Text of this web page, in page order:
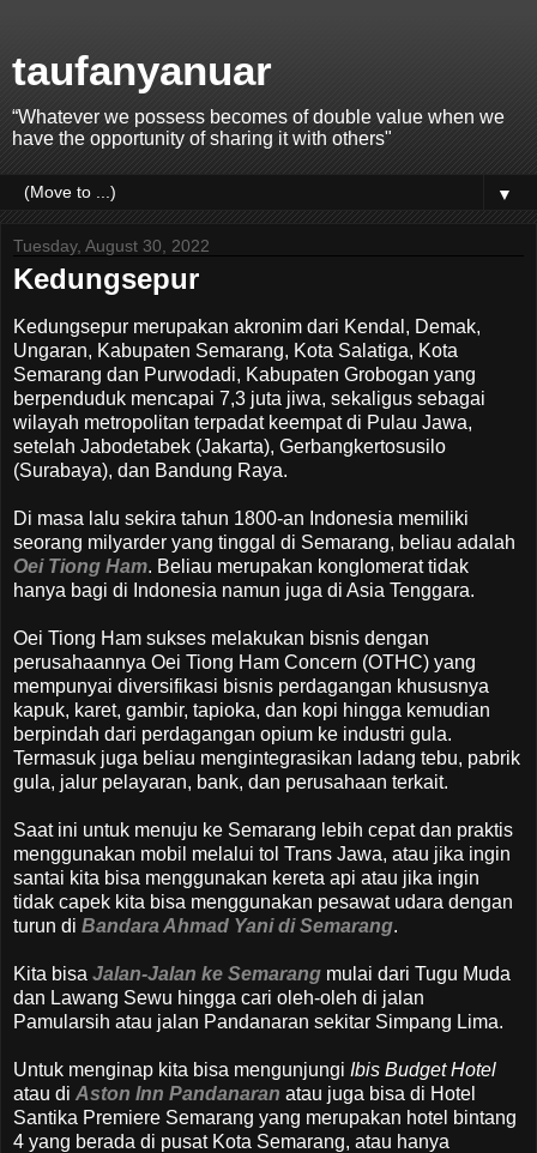
taufanyanuar
“Whatever we possess becomes of double value when we
have the opportunity of sharing it with others"
▼
Tuesday, August 30, 2022
Kedungsepur
Kedungsepur merupakan akronim dari Kendal, Demak,
Ungaran, Kabupaten Semarang, Kota Salatiga, Kota
Semarang dan Purwodadi, Kabupaten Grobogan yang
berpenduduk mencapai 7,3 juta jiwa, sekaligus sebagai
wilayah metropolitan terpadat keempat di Pulau Jawa,
setelah Jabodetabek (Jakarta), Gerbangkertosusilo
(Surabaya), dan Bandung Raya.
Di masa lalu sekira tahun 1800-an Indonesia memiliki
seorang milyarder yang tinggal di Semarang, beliau adalah
Oei Tiong Ham. Beliau merupakan konglomerat tidak
hanya bagi di Indonesia namun juga di Asia Tenggara.
Oei Tiong Ham sukses melakukan bisnis dengan
perusahaannya Oei Tiong Ham Concern (OTHC) yang
mempunyai diversifikasi bisnis perdagangan khususnya
kapuk, karet, gambir, tapioka, dan kopi hingga kemudian
berpindah dari perdagangan opium ke industri gula.
Termasuk juga beliau mengintegrasikan ladang tebu, pabrik
gula, jalur pelayaran, bank, dan perusahaan terkait.
Saat ini untuk menuju ke Semarang lebih cepat dan praktis
menggunakan mobil melalui tol Trans Jawa, atau jika ingin
santai kita bisa menggunakan kereta api atau jika ingin
tidak capek kita bisa menggunakan pesawat udara dengan
turun di Bandara Ahmad Yani di Semarang.
Kita bisa Jalan-Jalan ke Semarang mulai dari Tugu Muda
dan Lawang Sewu hingga cari oleh-oleh di jalan
Pamularsih atau jalan Pandanaran sekitar Simpang Lima.
Untuk menginap kita bisa mengunjungi Ibis Budget Hotel
atau di Aston Inn Pandanaran atau juga bisa di Hotel
Santika Premiere Semarang yang merupakan hotel bintang
4 yang berada di pusat Kota Semarang, atau hanya